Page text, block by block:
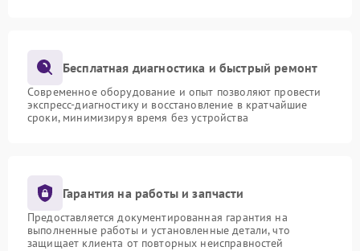
Бесплатная диагностика и быстрый ремонт
Современное оборудование и опыт позволяют провести
экспресс-диагностику и восстановление в кратчайшие
сроки, минимизируя время без устройства
Гарантия на работы и запчасти
Предоставляется документированная гарантия на
выполненные работы и установленные детали, что
защищает клиента от повторных неисправностей